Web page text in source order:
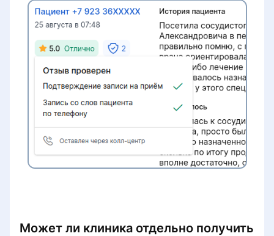
Может ли клиника отдельно получить